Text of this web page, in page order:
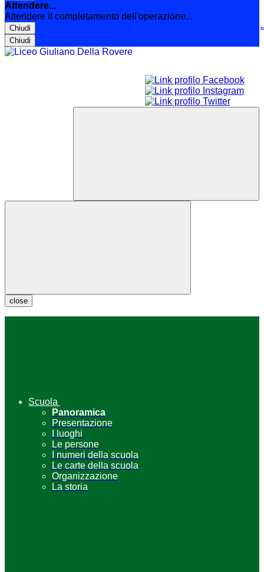
Attendere...
Attendere il completamento dell'operazione...
Chiudi
Chiudi
Le
close
Scuola
Panoramica
Presentazione
I luoghi
Le persone
I numeri della scuola
Le carte della scuola
Organizzazione
La storia